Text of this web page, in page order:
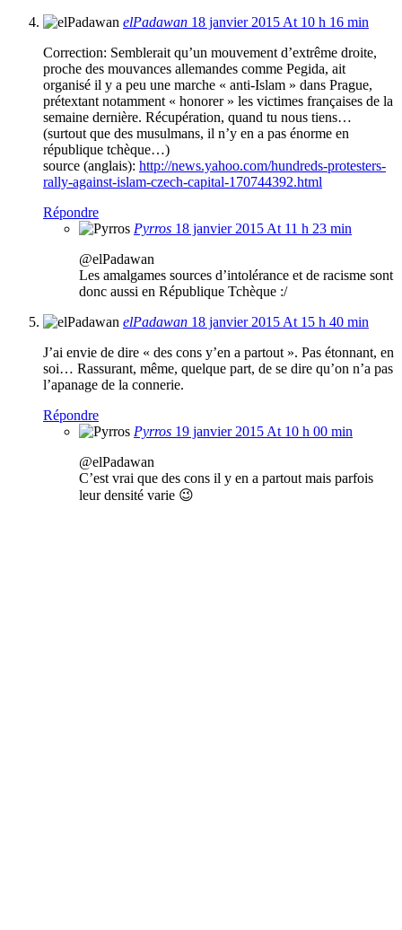
elPadawan 18 janvier 2015 At 10 h 16 min
Correction: Semblerait qu’un mouvement d’extrême droite,
proche des mouvances allemandes comme Pegida, ait
organisé il y a peu une marche « anti-Islam » dans Prague,
prétextant notamment « honorer » les victimes françaises de la
semaine dernière. Récupération, quand tu nous tiens…
(surtout que des musulmans, il n’y en a pas énorme en
république tchèque…)
source (anglais): http://news.yahoo.com/hundreds-protesters-
rally-against-islam-czech-capital-170744392.html
Répondre
Pyrros 18 janvier 2015 At 11 h 23 min
@elPadawan
Les amalgames sources d’intolérance et de racisme sont
donc aussi en République Tchèque :/
elPadawan 18 janvier 2015 At 15 h 40 min
J’ai envie de dire « des cons y’en a partout ». Pas étonnant, en
soi… Rassurant, même, quelque part, de se dire qu’on n’a pas
l’apanage de la connerie.
Répondre
Pyrros 19 janvier 2015 At 10 h 00 min
@elPadawan
C’est vrai que des cons il y en a partout mais parfois
leur densité varie 😉